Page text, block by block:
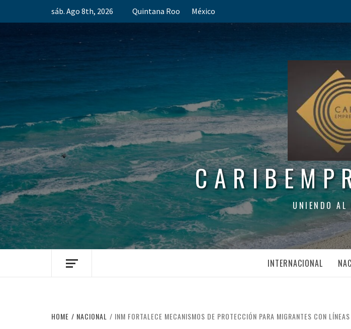
sáb. Ago 8th, 2026 Quintana Roo México
UNIENDO AL
INTERNACIONAL
HOME NACIONAL INM FORTALECE MECANISMOS DE PROTECCIÓN PARA MIGRANTES CON